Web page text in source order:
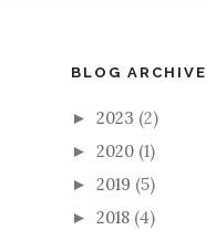
BLOG ARCHIVE
► 2023 (2)
► 2020 (1)
► 2019 (5)
► 2018 (4)